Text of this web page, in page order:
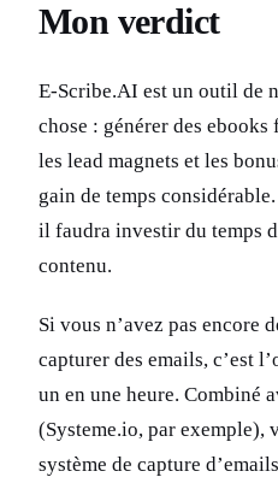
Mon verdict
E-Scribe.AI est un outil de
chose : générer des
les lead magnets et les
gain de temps
il faudra investir du temps
contenu.
Si vous n’avez pas encore
capturer des emails, c’est
un en une heure. Combiné
(Systeme.io, par exemple),
système de capture